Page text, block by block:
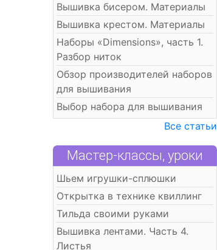
Вышивка бисером. Материалы
Вышивка крестом. Материалы
Наборы «Dimensions», часть 1.
Разбор ниток
Обзор производителей наборов
для вышивания
Выбор набора для вышивания
Все статьи
Мастер-классы, уроки
Шьем игрушки-сплюшки
Открытка в технике квиллинг
Тильда своими руками
Вышивка лентами. Часть 4.
Листья